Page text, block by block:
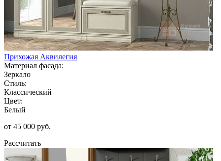
Прихожая Аквилегия
Материал фасада:
Зеркало
Стиль:
Классический
Цвет:
Белый
от 45 000 руб.
Рассчитать